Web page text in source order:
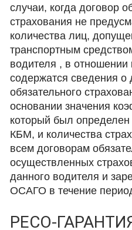
случаи, когда договор
страхования не
количества лиц,
транспортным
водителя , в
содержатся сведения о
обязательного
основании значения
который был
КБМ, и количества
всем договорам
осуществленных
данного водителя и
ОСАГО в течение
РЕСО-